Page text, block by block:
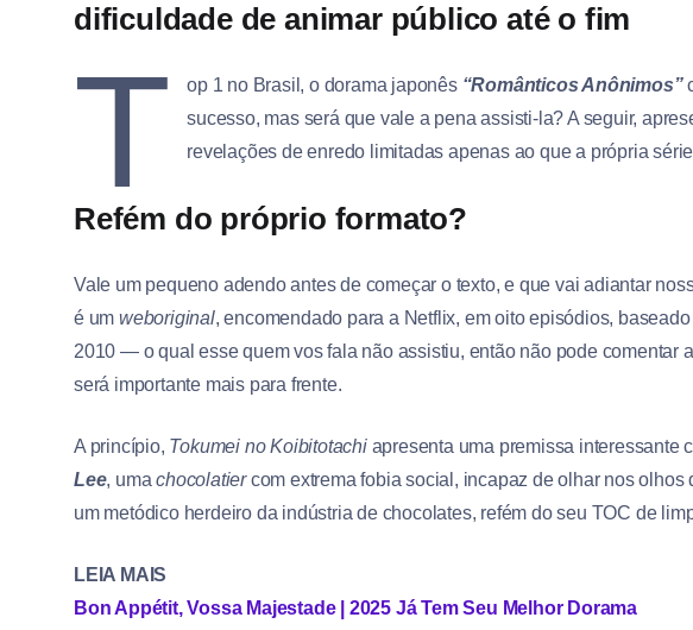
dificuldade de animar público até o fim
T op 1 no Brasil, o dorama japonês “Românticos Anônimos”
sucesso, mas será que vale a pena assisti-la? A seguir,
revelações de enredo limitadas apenas ao que a própria
Refém do próprio formato?
Vale um pequeno adendo antes de começar o texto, e que vai adiantar
é um weboriginal, encomendado para a Netflix, em oito episódios,
2010 — o qual esse quem vos fala não assistiu, então não pode comentar
será importante mais para frente.
A princípio, Tokumei no Koibitotachiapresenta uma premissa interessante
Lee, umachocolatiercom extrema fobia social, incapaz de olhar nos olhos
um metódico herdeiro da indústria de chocolates, refém do seu TOC de
LEIA MAIS
Bon Appétit, Vossa Majestade | 2025 Já Tem Seu Melhor Dorama